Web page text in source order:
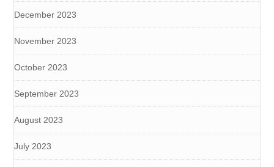
December 2023
November 2023
October 2023
September 2023
August 2023
July 2023